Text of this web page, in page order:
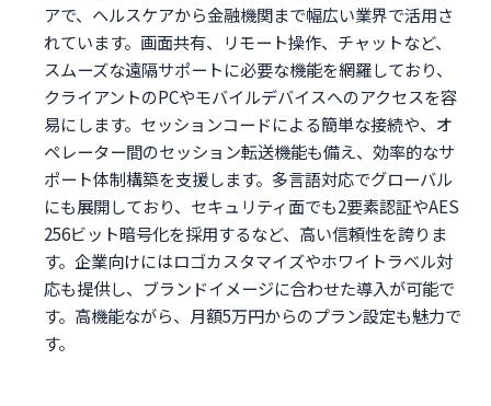
アで、ヘルスケアから金融機関まで幅広い業界で活用さ
れています。画面共有、リモート操作、チャットなど、
スムーズな遠隔サポートに必要な機能を網羅しており、
クライアントのPCやモバイルデバイスへのアクセスを容
易にします。セッションコードによる簡単な接続や、オ
ペレーター間のセッション転送機能も備え、効率的なサ
ポート体制構築を支援します。多言語対応でグローバル
にも展開しており、セキュリティ面でも2要素認証やAES
256ビット暗号化を採用するなど、高い信頼性を誇りま
す。企業向けにはロゴカスタマイズやホワイトラベル対
応も提供し、ブランドイメージに合わせた導入が可能で
す。高機能ながら、月額5万円からのプラン設定も魅力で
す。